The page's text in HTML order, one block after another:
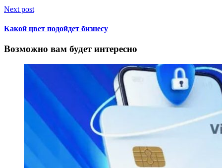
Next post
Какой цвет подойдет бизнесу
Возможно вам будет интересно